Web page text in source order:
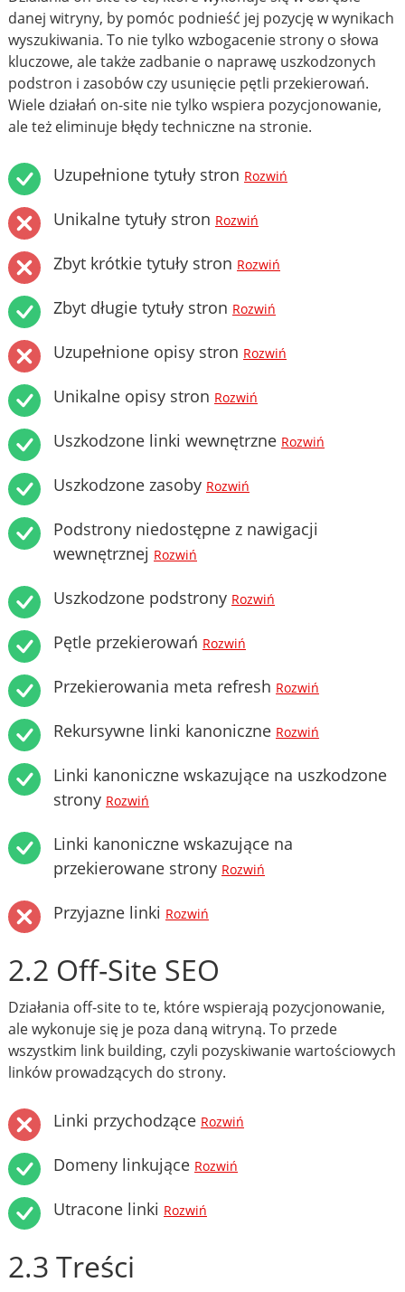
danej witryny, by pomóc podnieść jej pozycję w wynikach
wyszukiwania. To nie tylko wzbogacenie strony o słowa
kluczowe, ale także zadbanie o naprawę uszkodzonych
podstron i zasobów czy usunięcie pętli przekierowań.
Wiele działań on-site nie tylko wspiera pozycjonowanie,
ale też eliminuje błędy techniczne na stronie.
Uzupełnione tytuły stron Rozwiń
Unikalne tytuły stron Rozwiń
Zbyt krótkie tytuły stron Rozwiń
Zbyt długie tytuły stron Rozwiń
Uzupełnione opisy stron Rozwiń
Unikalne opisy stron Rozwiń
Uszkodzone linki wewnętrzne Rozwiń
Uszkodzone zasoby Rozwiń
Podstrony niedostępne z nawigacji
wewnętrznej Rozwiń
Uszkodzone podstrony Rozwiń
Pętle przekierowań Rozwiń
Przekierowania meta refresh Rozwiń
Rekursywne linki kanoniczne Rozwiń
Linki kanoniczne wskazujące na uszkodzone
strony Rozwiń
Linki kanoniczne wskazujące na
przekierowane strony Rozwiń
Przyjazne linki Rozwiń
2.2 Off-Site SEO
Działania off-site to te, które wspierają pozycjonowanie,
ale wykonuje się je poza daną witryną. To przede
wszystkim link building, czyli pozyskiwanie wartościowych
linków prowadzących do strony.
Linki przychodzące Rozwiń
Domeny linkujące Rozwiń
Utracone linki Rozwiń
2.3 Treści